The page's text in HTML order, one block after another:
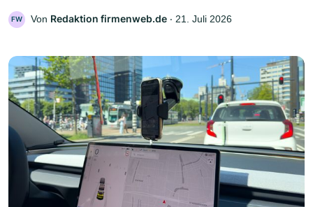
FW Von Redaktion firmenweb.de ‧ 21. Juli 2026